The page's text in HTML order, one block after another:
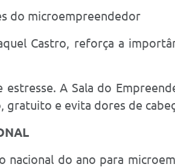
do microempreendedor
Castro, reforça a
A Sala do
e evita dores de
nacional do ano para